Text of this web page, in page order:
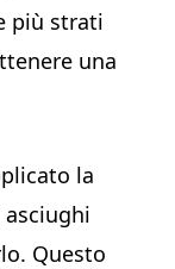
più strati
una
la
Questo